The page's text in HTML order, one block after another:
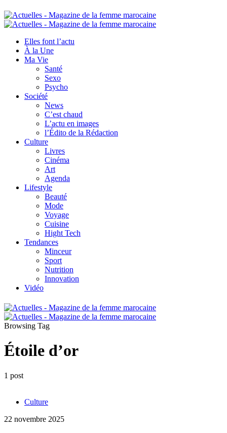
Elles font l’actu
À la Une
Ma Vie
Santé
Sexo
Psycho
Société
News
C’est chaud
L’actu en images
l’Édito de la Rédaction
Culture
Livres
Cinéma
Art
Agenda
Lifestyle
Beauté
Mode
Voyage
Cuisine
Hight Tech
Tendances
Minceur
Sport
Nutrition
Innovation
Vidéo
Browsing Tag
Étoile d’or
1 post
Culture
22 novembre 2025